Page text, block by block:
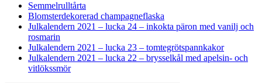
Semmelrulltårta
Blomsterdekorerad champagneflaska
Julkalendern 2021 – lucka 24 – inkokta päron med vanilj och
rosmarin
Julkalendern 2021 – lucka 23 – tomtegrötspannkakor
Julkalendern 2021 – lucka 22 – brysselkål med apelsin- och
vitlökssmör